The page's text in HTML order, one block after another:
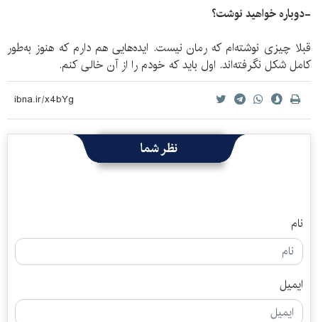
-دوباره خواهید نوشت؟
قبلا چیزی نوشته‌ام که رمان نیست. ایده‌هایی هم دارم که هنوز به‌طور
کامل شکل نگرفته‌اند. اول باید که خودم را از آن خالی کنم.
نظر شما
نام
ایمیل